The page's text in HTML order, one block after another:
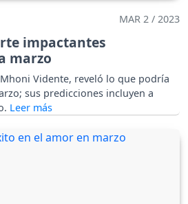
MAR 2 / 2023
impactantes
marzo
Vidente, reveló lo que podría
sus predicciones incluyen a